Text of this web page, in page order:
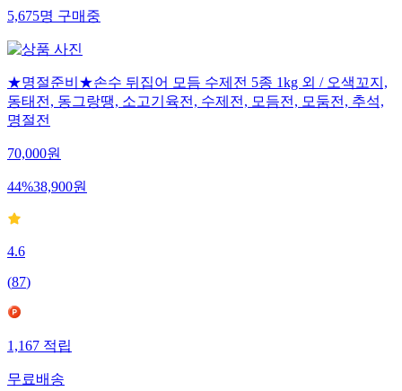
5,675명구매중
★명절준비★손수 뒤집어 모듬 수제전 5종 1kg 외 / 오색꼬지,
동태전, 동그랑땡, 소고기육전, 수제전, 모듬전, 모둠전, 추석,
명절전
70,000원
44%38,900원
4.6
(87)
1,167적립
무료배송